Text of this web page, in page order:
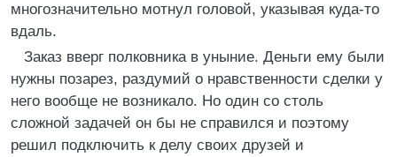
многозначительно мотнул головой, указывая куда-то
вдаль.
Заказ вверг полковника в уныние. Деньги ему были
нужны позарез, раздумий о нравственности сделки у
него вообще не возникало. Но один со столь
сложной задачей он бы не справился и поэтому
решил подключить к делу своих друзей и